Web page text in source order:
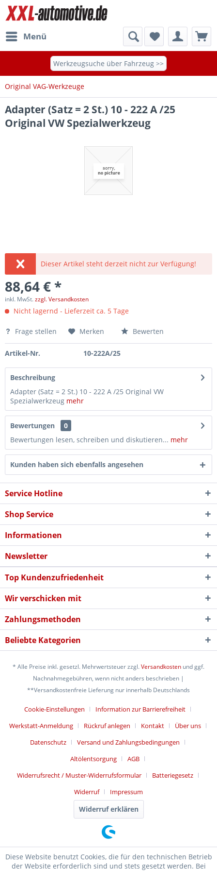
Menü
Werkzeugsuche über Fahrzeug >>
Original VAG-Werkzeuge
Adapter (Satz = 2 St.) 10 - 222 A /25
Original VW Spezialwerkzeug
Dieser Artikel steht derzeit nicht zur Verfügung!
88,64 € *
inkl. MwSt.zzgl. Versandkosten
Nicht lagernd - Lieferzeit ca. 5 Tage
Frage stellen Merken Bewerten
Artikel-Nr. 10-222A/25
Beschreibung
Adapter (Satz = 2 St.) 10 - 222 A /25 Original VW
Spezialwerkzeug mehr
Bewertungen
0
Bewertungen lesen, schreiben und diskutieren... mehr
Kunden haben sich ebenfalls angesehen
Service Hotline
Shop Service
Informationen
Newsletter
Top Kundenzufriedenheit
Wir verschicken mit
Zahlungsmethoden
Beliebte Kategorien
* Alle Preise inkl. gesetzl. Mehrwertsteuer zzgl.Versandkosten und ggf.
Nachnahmegebühren, wenn nicht anders beschrieben |
**Versandkostenfreie Lieferung nur innerhalb Deutschlands
Cookie-Einstellungen
Information zur Barrierefreiheit
Werkstatt-Anmeldung
Rückruf anlegen Kontakt
Über uns
Datenschutz
Versand und Zahlungsbedingungen
Altölentsorgung
AGB
Widerrufsrecht / Muster-Widerrufsformular
Batteriegesetz
Widerruf
Impressum
Widerruf erklären
Diese Website benutzt Cookies, die für den technischen Betrieb
der Website erforderlich sind und stets gesetzt werden. Bei